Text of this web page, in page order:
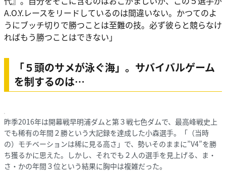
A.O.Y.レースをリードしているのは間違いない。かつてのよ
うにブッチ切りで勝つことは至難の技。必ず彼らと競らなけ
ればもう勝つことはできない」
「５頭のサメが泳ぐ海」。サバイバルゲーム
を制するのは…
昨季2016年は開幕戦早明浦ダムと第３戦七色ダムで、最高峰戦史上
でも稀有の年間２勝という大記録を達成した小森選手。「（当時
の）モチベーションは稀に見る高さ」で、勢いそのままに”V4”を勝
ち獲るかに思えた。しかし、それでも２人の選手を見上げる、ま・
さ・かの年間３位という結果に胸中は複雑だった。